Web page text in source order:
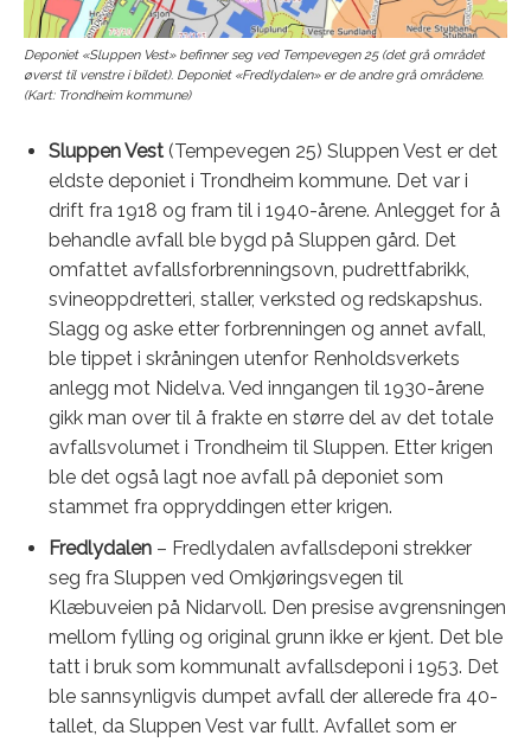
Deponiet «Sluppen Vest» befinner seg ved Tempevegen 25 (det grå området
øverst til venstre i bildet). Deponiet «Fredlydalen» er de andre grå områdene.
(Kart: Trondheim kommune)
Sluppen Vest (Tempevegen 25) Sluppen Vest er det
eldste deponiet i Trondheim kommune. Det var i
drift fra 1918 og fram til i 1940-årene. Anlegget for å
behandle avfall ble bygd på Sluppen gård. Det
omfattet avfallsforbrenningsovn, pudrettfabrikk,
svineoppdretteri, staller, verksted og redskapshus.
Slagg og aske etter forbrenningen og annet avfall,
ble tippet i skråningen utenfor Renholdsverkets
anlegg mot Nidelva. Ved inngangen til 1930-årene
gikk man over til å frakte en større del av det totale
avfallsvolumet i Trondheim til Sluppen. Etter krigen
ble det også lagt noe avfall på deponiet som
stammet fra oppryddingen etter krigen.
Fredlydalen – Fredlydalen avfallsdeponi strekker
seg fra Sluppen ved Omkjøringsvegen til
Klæbuveien på Nidarvoll. Den presise avgrensningen
mellom fylling og original grunn ikke er kjent. Det ble
tatt i bruk som kommunalt avfallsdeponi i 1953. Det
ble sannsynligvis dumpet avfall der allerede fra 40-
tallet, da Sluppen Vest var fullt. Avfallet som er